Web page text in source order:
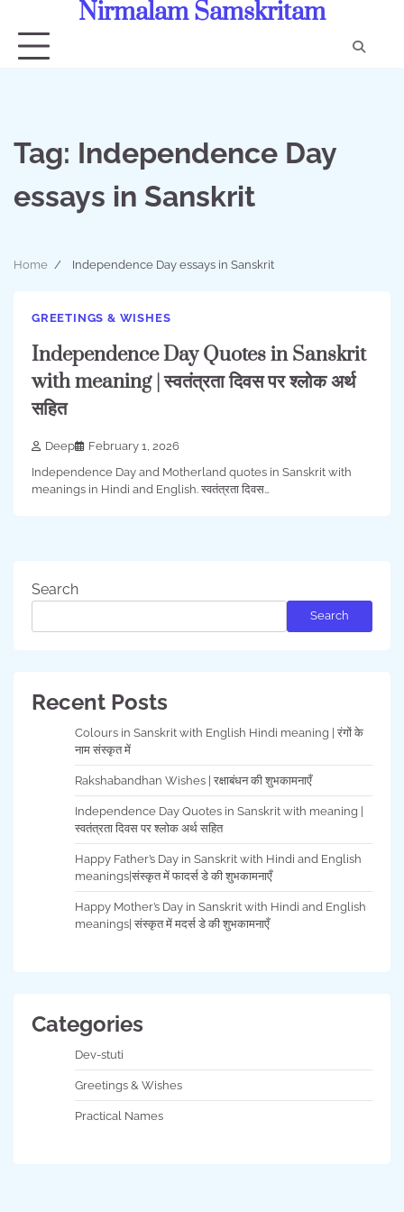
content
Nirmalam Samskritam
Tag: Independence Day
essays in Sanskrit
Home Independence Day essays in Sanskrit
GREETINGS & WISHES
Independence Day Quotes in Sanskrit
with meaning | स्वतंत्रता दिवस पर श्लोक अर्थ
सहित
Deep
February 1, 2026
Independence Day and Motherland quotes in Sanskrit with
meanings in Hindi and English. स्वतंत्रता दिवस…
Search
Search
Recent Posts
Colours in Sanskrit with English Hindi meaning | रंगों के
नाम संस्कृत में
Rakshabandhan Wishes | रक्षाबंधन की शुभकामनाएँ
Independence Day Quotes in Sanskrit with meaning |
स्वतंत्रता दिवस पर श्लोक अर्थ सहित
Happy Father’s Day in Sanskrit with Hindi and English
meanings|संस्कृत में फादर्स डे की शुभकामनाएँ
Happy Mother’s Day in Sanskrit with Hindi and English
meanings| संस्कृत में मदर्स डे की शुभकामनाएँ
Categories
Dev-stuti
Greetings & Wishes
Practical Names